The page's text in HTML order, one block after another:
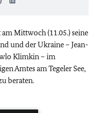
Mittwoch (11.05.) seine
und der Ukraine – Jean-
Klimkin – im
Amtes am Tegeler See,
beraten.